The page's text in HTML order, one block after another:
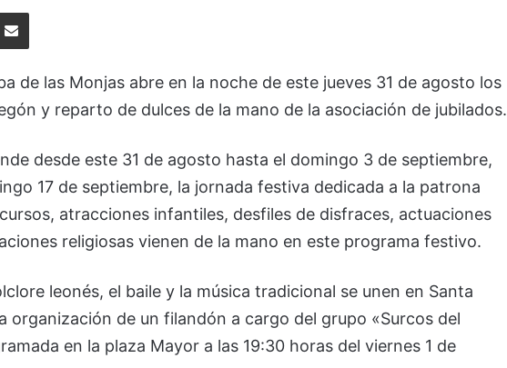
Compartir via Email
de las Monjas abre en la noche de este jueves 31 de agosto los
y reparto de dulces de la mano de la asociación de jubilados.
desde este 31 de agosto hasta el domingo 3 de septiembre,
17 de septiembre, la jornada festiva dedicada a la patrona
atracciones infantiles, desfiles de disfraces, actuaciones
religiosas vienen de la mano en este programa festivo.
leonés, el baile y la música tradicional se unen en Santa
organización de un filandón a cargo del grupo «Surcos del
en la plaza Mayor a las 19:30 horas del viernes 1 de